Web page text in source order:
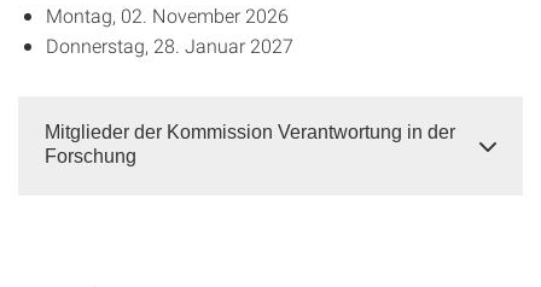
Montag, 02. November 2026
Donnerstag, 28. Januar 2027
Mitglieder der Kommission Verantwortung in der
Forschung